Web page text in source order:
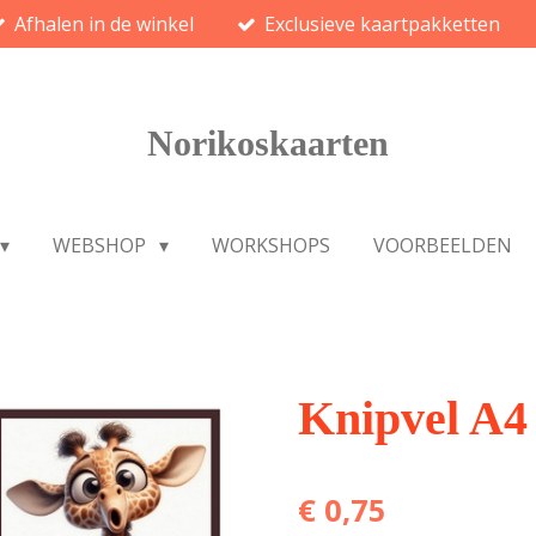
Afhalen in de winkel Exclusieve kaartpakketten
Norikoskaarten
WEBSHOP WORKSHOPS VOORBEELDEN
Knipvel
€ 0,75